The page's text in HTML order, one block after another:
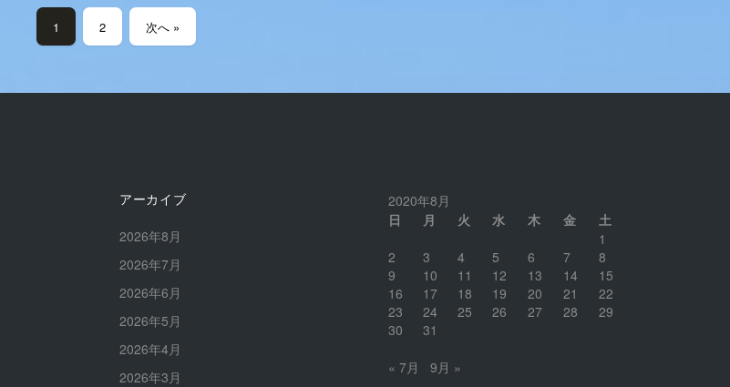
1 2 次へ »
アーカイブ
2026年8月
2026年7月
2026年6月
2026年5月
2026年4月
2026年3月
2020年8月
日
月 火 水 木 金
土
1
2
3 4 5 6 7
8
9
10 11 12 13 14
15
16
17 18 19 20 21
22
23
24 25 26 27 28
29
30
31
« 7月 9月 »